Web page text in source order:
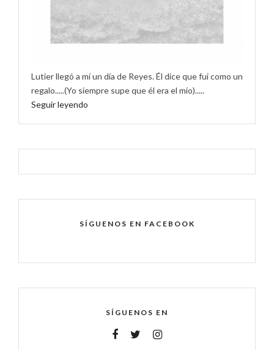
Lutier llegó a mí un día de Reyes. Él dice que fui como un
regalo.....(Yo siempre supe que él era el mío).....
Seguir leyendo
SÍGUENOS EN FACEBOOK
SÍGUENOS EN